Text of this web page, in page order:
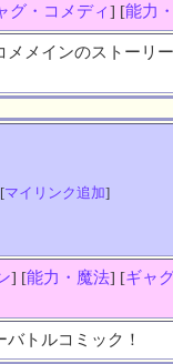
グ・コメディ] [能力
メインのストーリ
マイリンク追加]
] [能力・魔法] [ギャ
トルコミック！